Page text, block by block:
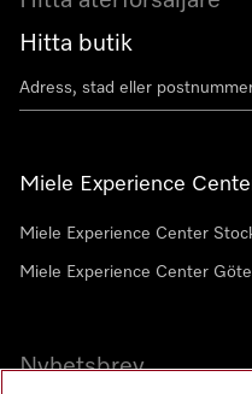
Hitta butik
Miele Experience
Miele Experience Center
Miele Experience Center
Nyhetsbrev